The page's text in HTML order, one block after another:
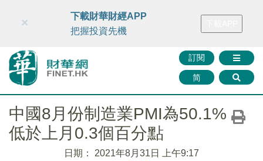
財華智庫網 FINTV FINMETA 財華證券 媒體矩陣
訂閱
简
×
下載財華財經APP
把握投資先機
中國8月份制造業PMI為50.1%
低於上月0.3個百分點
日期： 2021年8月31日 上午9:17